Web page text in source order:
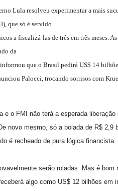
Lula resolveu experimentar a mais
que só é servido
a fiscalizá-las de três em três meses.
da
que o Brasil pedirá US$ 14
Palocci, trocando sorrisos com
e o FMI não terá a esperada
novo mesmo, só a bolada de R$
é recheado de pura lógica
serão roladas. Mas é
algo como US$ 12 bilhões